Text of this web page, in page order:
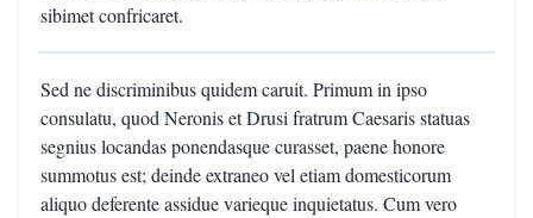
sibimet confricaret.
Sed ne discriminibus quidem caruit. Primum in ipso
consulatu, quod Neronis et Drusi fratrum Caesaris statuas
segnius locandas ponendasque curasset, paene honore
summotus est; deinde extraneo vel etiam domesticorum
aliquo deferente assidue varieque inquietatus. Cum vero